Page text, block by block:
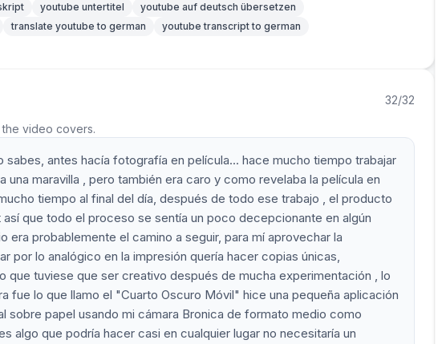
youtube untertitel
youtube auf deutsch übersetzen
translate youtube to german
youtube transcript to german
32/32
video covers.
antes hacía fotografía en película... hace mucho tiempo trabajar
maravilla , pero también era caro y como revelaba la película en
tiempo al final del día, después de todo ese trabajo , el producto
que todo el proceso se sentía un poco decepcionante en algún
probablemente el camino a seguir, para mí aprovechar la
por lo analógico en la impresión quería hacer copias únicas,
tuviese que ser creativo después de mucha experimentación , lo
fue lo que llamo el "Cuarto Oscuro Móvil" hice una pequeña aplicación
sobre papel usando mi cámara Bronica de formato medio como
algo que podría hacer casi en cualquier lugar no necesitaría un